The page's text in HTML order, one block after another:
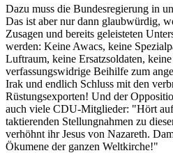
Dazu muss die Bundesregierung in
Das ist aber nur dann glaubwürdig,
Zusagen und bereits geleisteten
werden: Keine Awacs, keine
Luftraum, keine Ersatzsoldaten,
verfassungswidrige Beihilfe zum
Irak und endlich Schluss mit den
Rüstungsexporten! Und der
auch viele CDU-Mitglieder: "Hört
taktierenden Stellungnahmen zu
verhöhnt ihr Jesus von Nazareth.
Ökumene der ganzen Weltkirche!"